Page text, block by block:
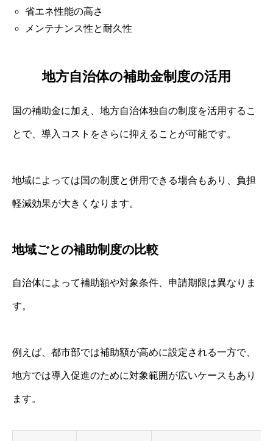
省エネ性能の高さ
メンテナンス性と耐久性
地方自治体の補助金制度の活用
国の補助金に加え、地方自治体独自の制度を活用するこ
とで、導入コストをさらに抑えることが可能です。
地域によっては国の制度と併用できる場合もあり、負担
軽減効果が大きくなります。
地域ごとの補助制度の比較
自治体によって補助額や対象条件、申請期限は異なりま
す。
例えば、都市部では補助額が高めに設定される一方で、
地方では導入促進のために対象範囲が広いケースもあり
ます。